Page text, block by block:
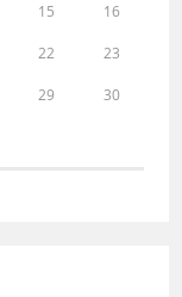
15 16
22 23
29 30